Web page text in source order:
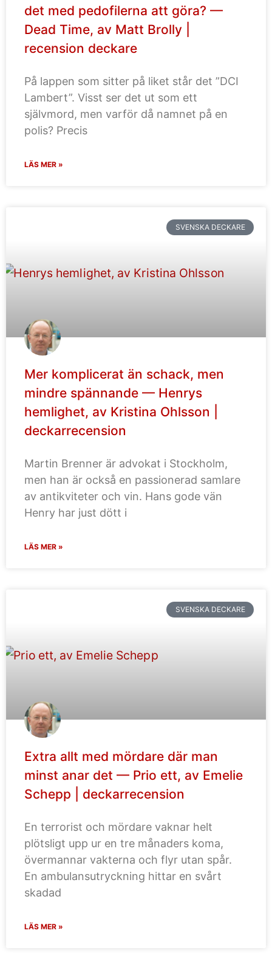
det med pedofilerna att göra? —
Dead Time, av Matt Brolly |
recension deckare
På lappen som sitter på liket står det ”DCI
Lambert”. Visst ser det ut som ett
självmord, men varför då namnet på en
polis? Precis
LÄS MER »
SVENSKA DECKARE
Mer komplicerat än schack, men
mindre spännande — Henrys
hemlighet, av Kristina Ohlsson |
deckarrecension
Martin Brenner är advokat i Stockholm,
men han är också en passionerad samlare
av antikviteter och vin. Hans gode vän
Henry har just dött i
LÄS MER »
SVENSKA DECKARE
Extra allt med mördare där man
minst anar det — Prio ett, av Emelie
Schepp | deckarrecension
En terrorist och mördare vaknar helt
plötsligt upp ur en tre månaders koma,
övermannar vakterna och flyr utan spår.
En ambulansutryckning hittar en svårt
skadad
LÄS MER »